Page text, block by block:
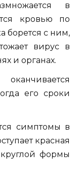
в
кровью по
борется с ним,
вирус в
и органах.
его сроки
симптомы в
красная
формы